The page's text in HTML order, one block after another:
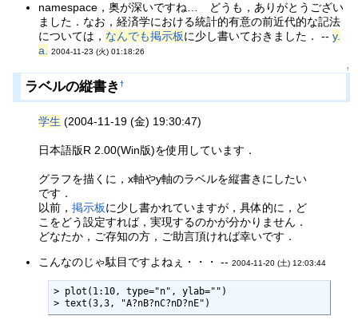
namespace，奥が深いですね… どうも，ありがとうござい
ました．なお，経済学における統計的有意の前近代的な記法
については， なんでも掲示板に少し書いておきました． --y.
a. 2004-11-23 (火) 01:18:26
↑
ラベルの縦書き†
学生 (2004-11-19 (金) 19:30:47)
日本語版R 2.00(Win版)を使用しています．
グラフを描くに，x軸やy軸のラベルを縦書きにしたい
です．
以前，掲示板に少し書かれていますが，具体的に，ど
こをどう設定すれば，実現するのかが分かりません．
どなたか，ご存知の方，ご助言頂ければ幸いです．
こんなのじゃ駄目ですよねぇ・・・ --2004-11-20 (土) 12:03:44
> plot(1:10, type="n", ylab="")
> text(3,3, "A?nB?nC?nD?nE")